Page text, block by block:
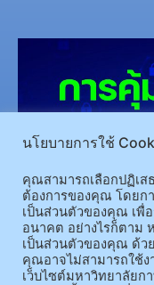
(อ.นามน)13 หมู่ 14 ต.สงเปลือ
(อ.เมือง)62/1 ถ.เกษตรสมบูรณ์ ต
นโยบายการใช้
คุณสามารถเลือกปฏิเส
ต้องการของคุณ โดยก
เป็นส่วนตัวของคุณ เพื่
อนาคต อย่างไรก็ตาม
เป็นส่วนตัวของคุณ ด้ว
คุณอาจไม่สามารถใช้
เว็บไซต์มหาวิทยาลัย